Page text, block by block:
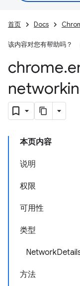
首页 Docs
该内容对您有帮助吗？
chrome.
本页内容
说明
权限
可用性
类型
方法